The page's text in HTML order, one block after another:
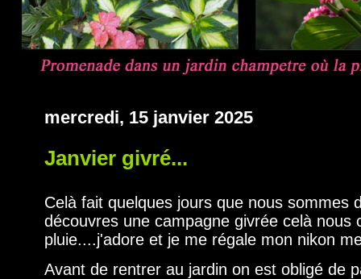
mercredi, 15 janvier 2025
Janvier givré...
Celà fait quelques jours que nous sommes
découvres une campagne givrée celà nous
pluie....j'adore et je me régale mon nikon
Avant de rentrer au jardin on est obligé de